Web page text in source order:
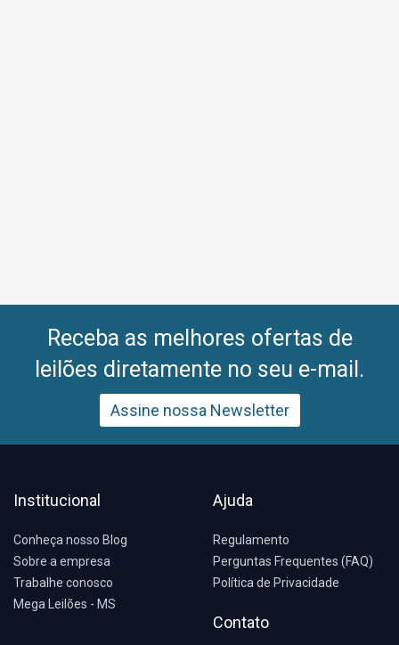
Receba as melhores ofertas de
leilões diretamente no seu e-mail.
Assine nossa Newsletter
Institucional
Conheça nosso Blog
Sobre a empresa
Trabalhe conosco
Mega Leilões - MS
Ajuda
Regulamento
Perguntas Frequentes (FAQ)
Política de Privacidade
Contato